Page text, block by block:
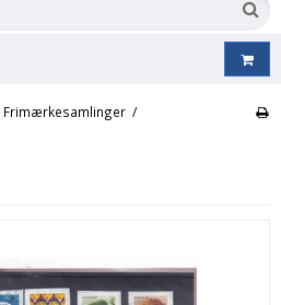
Frimærkesamlinger /